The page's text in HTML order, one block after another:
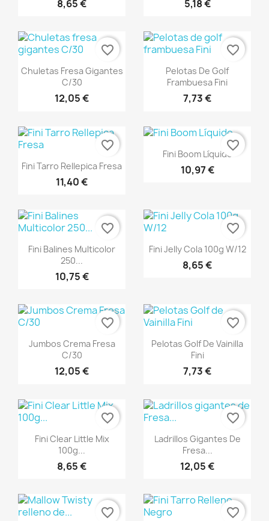
8,65 € 5,18 €
Vista rápida
Chuletas Fresa Gigantes
C/30
12,05 €
favorite_border
Vista rápida
Pelotas De Golf
Frambuesa Fini
7,73 €
favorite_border
Vista rápida
Fini Tarro Rellepica Fresa
11,40 €
favorite_border Vista rápida
Fini Boom Líquido
10,97 €
favorite_border
Vista rápida
Fini Balines Multicolor
250...
10,75 €
favorite_border
Vista rápida
Fini Jelly Cola 100g W/12
8,65 €
favorite_border
Vista rápida
Jumbos Crema Fresa
C/30
12,05 €
favorite_border
Vista rápida
Pelotas Golf De Vainilla
Fini
7,73 €
favorite_border
Vista rápida
Fini Clear Little Mix
100g...
8,65 €
favorite_border
Vista rápida
Ladrillos Gigantes De
Fresa...
12,05 €
favorite_border
favorite_border
favorite_border